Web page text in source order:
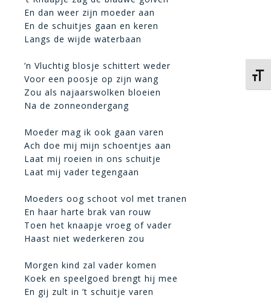
En dan weer zijn moeder aan
En de schuitjes gaan en keren
Langs de wijde waterbaan
’n Vluchtig blosje schittert weder
Voor een poosje op zijn wang
Zou als najaarswolken bloeien
Na de zonneondergang
Moeder mag ik ook gaan varen
Ach doe mij mijn schoentjes aan
Laat mij roeien in ons schuitje
Laat mij vader tegengaan
Moeders oog schoot vol met tranen
En haar harte brak van rouw
Toen het knaapje vroeg of vader
Haast niet wederkeren zou
Morgen kind zal vader komen
Koek en speelgoed brengt hij mee
En gij zult in ’t schuitje varen